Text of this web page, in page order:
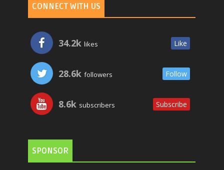
CONNECT WITH US
34.2k likes Like
28.6k followers Follow
8.6k subscribers Subscribe
SPONSOR